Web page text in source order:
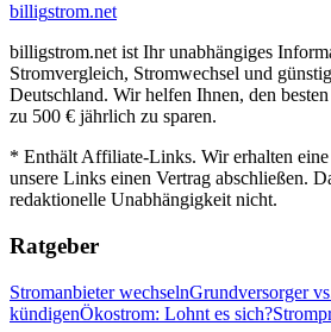
billigstrom.net
billigstrom.net ist Ihr unabhängiges
Stromvergleich, Stromwechsel und
Deutschland. Wir helfen Ihnen, den
zu 500 € jährlich zu sparen.
* Enthält Affiliate-Links. Wir erhalten
unsere Links einen Vertrag abschließen.
redaktionelle Unabhängigkeit nicht.
Ratgeber
Stromanbieter wechselnGrundversorger
kündigenÖkostrom: Lohnt es sich?